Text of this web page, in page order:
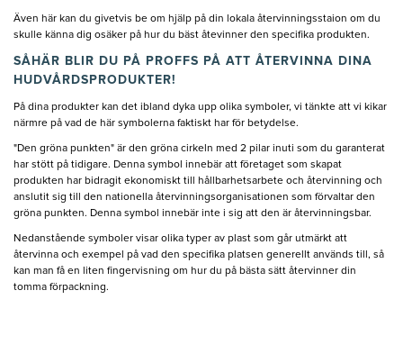
Även här kan du givetvis be om hjälp på din lokala återvinningsstaion om du
skulle känna dig osäker på hur du bäst åtevinner den specifika produkten.
SÅHÄR BLIR DU PÅ PROFFS PÅ ATT ÅTERVINNA DINA
HUDVÅRDSPRODUKTER!
På dina produkter kan det ibland dyka upp olika symboler, vi tänkte att vi kikar
närmre på vad de här symbolerna faktiskt har för betydelse.
"Den gröna punkten" är den gröna cirkeln med 2 pilar inuti som du garanterat
har stött på tidigare. Denna symbol innebär att företaget som skapat
produkten har bidragit ekonomiskt till hållbarhetsarbete och återvinning och
anslutit sig till den nationella återvinningsorganisationen som förvaltar den
gröna punkten. Denna symbol innebär inte i sig att den är återvinningsbar.
Nedanstående symboler visar olika typer av plast som går utmärkt att
återvinna och exempel på vad den specifika platsen generellt används till, så
kan man få en liten fingervisning om hur du på bästa sätt återvinner din
tomma förpackning.